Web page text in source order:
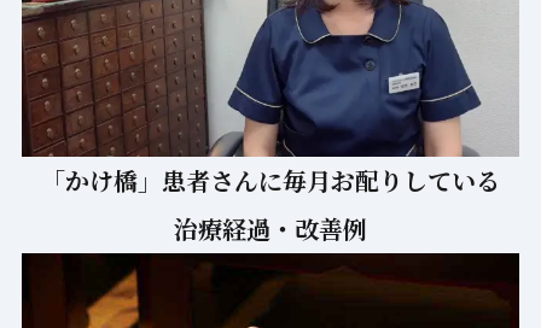
「かけ橋」患者さんに毎月お配りしている
治療経過・改善例